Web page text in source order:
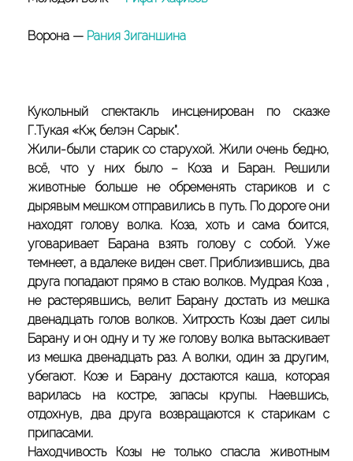
Ворона — Рания Зиганшина
Кукольный спектакль инсценирован по сказке
Г.Тукая «Кәҗә белэн Сарык”.
Жили-были старик со старухой. Жили очень бедно,
всё, что у них было – Коза и Баран. Решили
животные больше не обременять стариков и с
дырявым мешком отправились в путь. По дороге они
находят голову волка. Коза, хоть и сама боится,
уговаривает Барана взять голову с собой. Уже
темнеет, а вдалеке виден свет. Приблизившись, два
друга попадают прямо в стаю волков. Мудрая Коза ,
не растерявшись, велит Барану достать из мешка
двенадцать голов волков. Хитрость Козы дает силы
Барану и он одну и ту же голову волка вытаскивает
из мешка двенадцать раз. А волки, один за другим,
убегают. Козе и Барану достаются каша, которая
варилась на костре, запасы крупы. Наевшись,
отдохнув, два друга возвращаются к старикам с
припасами.
Находчивость Козы не только спасла животным